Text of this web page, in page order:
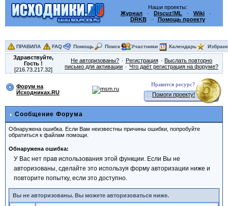
Наши проекты:
Журнал · Discuz!ML · Wiki ·
DRKB· Помощь проекту
ПРАВИЛА FAQ Помощь Поиск Участники Календарь
Здравствуйте,
Гость!
[216.73.217.32]
Не авторизованы? Регистрация
Выслать повторно
письмо для активации
Что даёт регистрация на форуме?
Форум на
Исходниках.RU
Нравится ресурс?
Помоги проекту!
Сообщение Форума
Обнаружена ошибка. Если Вам неизвестны причины ошибки, попробуйте
обратиться к файлам помощи.
Обнаружена ошибка:
У Вас нет прав использования этой функции. Если Вы не
авторизованы, сделайте это используя форму авторизации ниже и
повторите попытку, если это доступно.
Вы не авторизованы. Вы можете авторизоваться ниже.